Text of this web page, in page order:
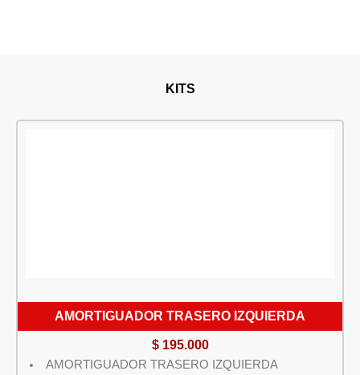
KITS
AMORTIGUADOR TRASERO IZQUIERDA
$195.000
AMORTIGUADOR TRASERO IZQUIERDA